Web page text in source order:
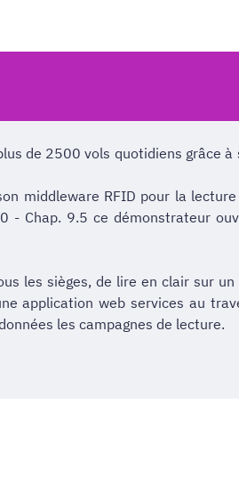
de 2500 vols quotidiens grâce à
middleware RFID pour la
- Chap. 9.5 ce démonstrateur
les sièges, de lire en clair sur un
application web services au
les campagnes de lecture.